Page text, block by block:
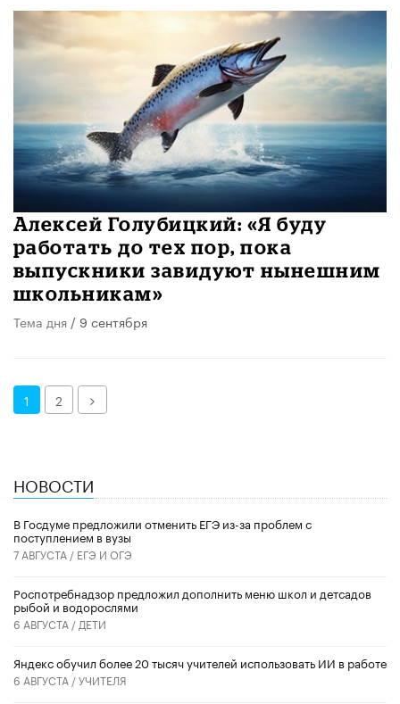
Алексей Голубицкий: «Я буду
работать до тех пор, пока
выпускники завидуют нынешним
школьникам»
Тема дня / 9 сентября
1 2 Далее
НОВОСТИ
В Госдуме предложили отменить ЕГЭ из-за проблем с
поступлением в вузы
7 АВГУСТА / ЕГЭ И ОГЭ
Роспотребнадзор предложил дополнить меню школ и детсадов
рыбой и водорослями
6 АВГУСТА / ДЕТИ
​Яндекс обучил более 20 тысяч учителей использовать ИИ в работе
6 АВГУСТА /УЧИТЕЛЯ